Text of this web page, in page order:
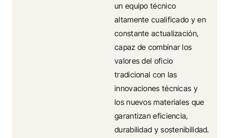
un equipo técnico
altamente cualificado y en
constante actualización,
capaz de combinar los
valores del oficio
tradicional con las
innovaciones técnicas y
los nuevos materiales que
garantizan eficiencia,
durabilidad y sostenibilidad.